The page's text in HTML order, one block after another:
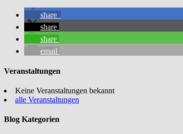
share
share
share
email
Veranstaltungen
Keine Veranstaltungen bekannt
alle Veranstaltungen
Blog Kategorien